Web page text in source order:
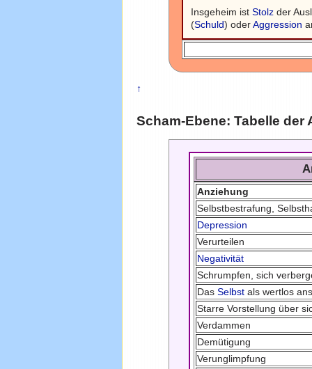
Insgeheim istStolz der
(Schuld) oderAggression
↑
Scham-Ebene: Tabelle
Anziehung
Selbstbestrafung,
Depression
Verurteilen
Negativität
Schrumpfen, sich
DasSelbst als wertlos
Starre Vorstellung über
Verdammen
Demütigung
Verunglimpfung